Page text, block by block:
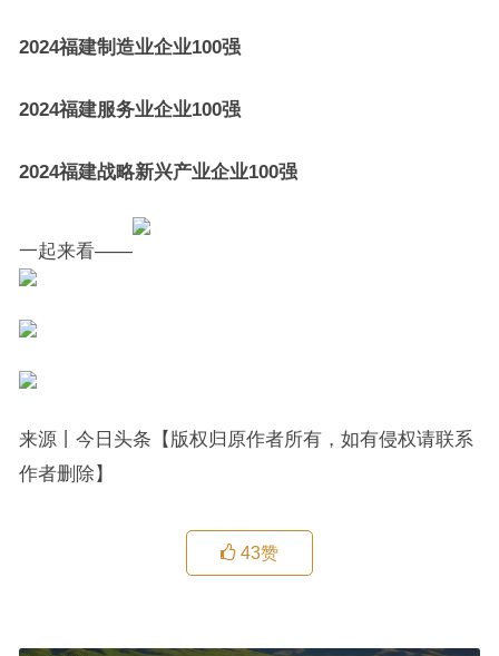
2024福建制造业企业100强
2024福建服务业企业100强
2024福建战略新兴产业企业100强
一起来看——
来源丨今日头条【版权归原作者所有，如有侵权请联系
作者删除】
43赞